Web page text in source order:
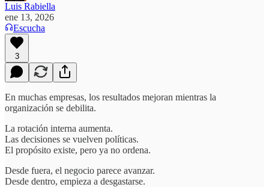
Luis Rabiella
ene 13, 2026
Escucha
3
En muchas empresas, los resultados mejoran mientras la
organización se debilita.
La rotación interna aumenta.
Las decisiones se vuelven políticas.
El propósito existe, pero ya no ordena.
Desde fuera, el negocio parece avanzar.
Desde dentro, empieza a desgastarse.